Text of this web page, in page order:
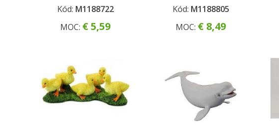
Kód: M1188722
MOC: € 5,59
Kód: M1188805
MOC: € 8,49